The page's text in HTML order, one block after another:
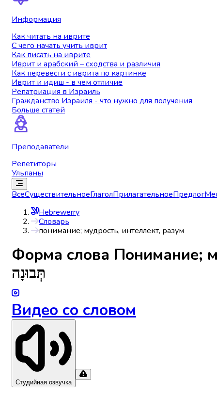
Информация
Как читать на иврите
С чего начать учить иврит
Как писать на иврите
Иврит и арабский – сходства и различия
Как перевести с иврита по картинке
Иврит и идиш - в чем отличие
Репатриация в Израиль
Гражданство Израиля - что нужно для получения
Больше статей
Преподаватели
Репетиторы
Ульпаны
ВсеСуществительноеГлаголПрилагательноеПредлог
Hebrewerry
Словарь
понимание; мудрость, интеллект, разум
Форма слова Понимание;
תְּבוּנָה
Видео со словом
Студийная озвучка